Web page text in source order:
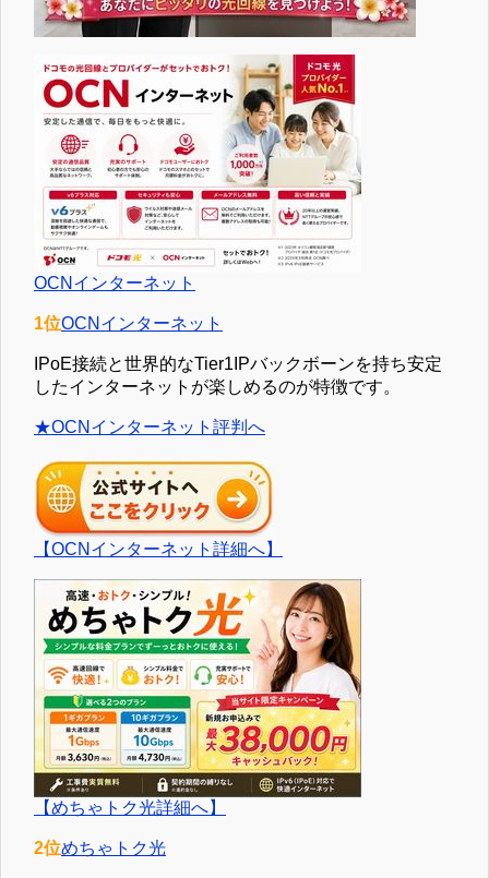
OCNインターネット
1位OCNインターネット
IPoE接続と世界的なTier1IPバックボーンを持ち安定
したインターネットが楽しめるのが特徴です。
★OCNインターネット評判へ
【OCNインターネット詳細へ】
【めちゃトク光詳細へ】
2位めちゃトク光